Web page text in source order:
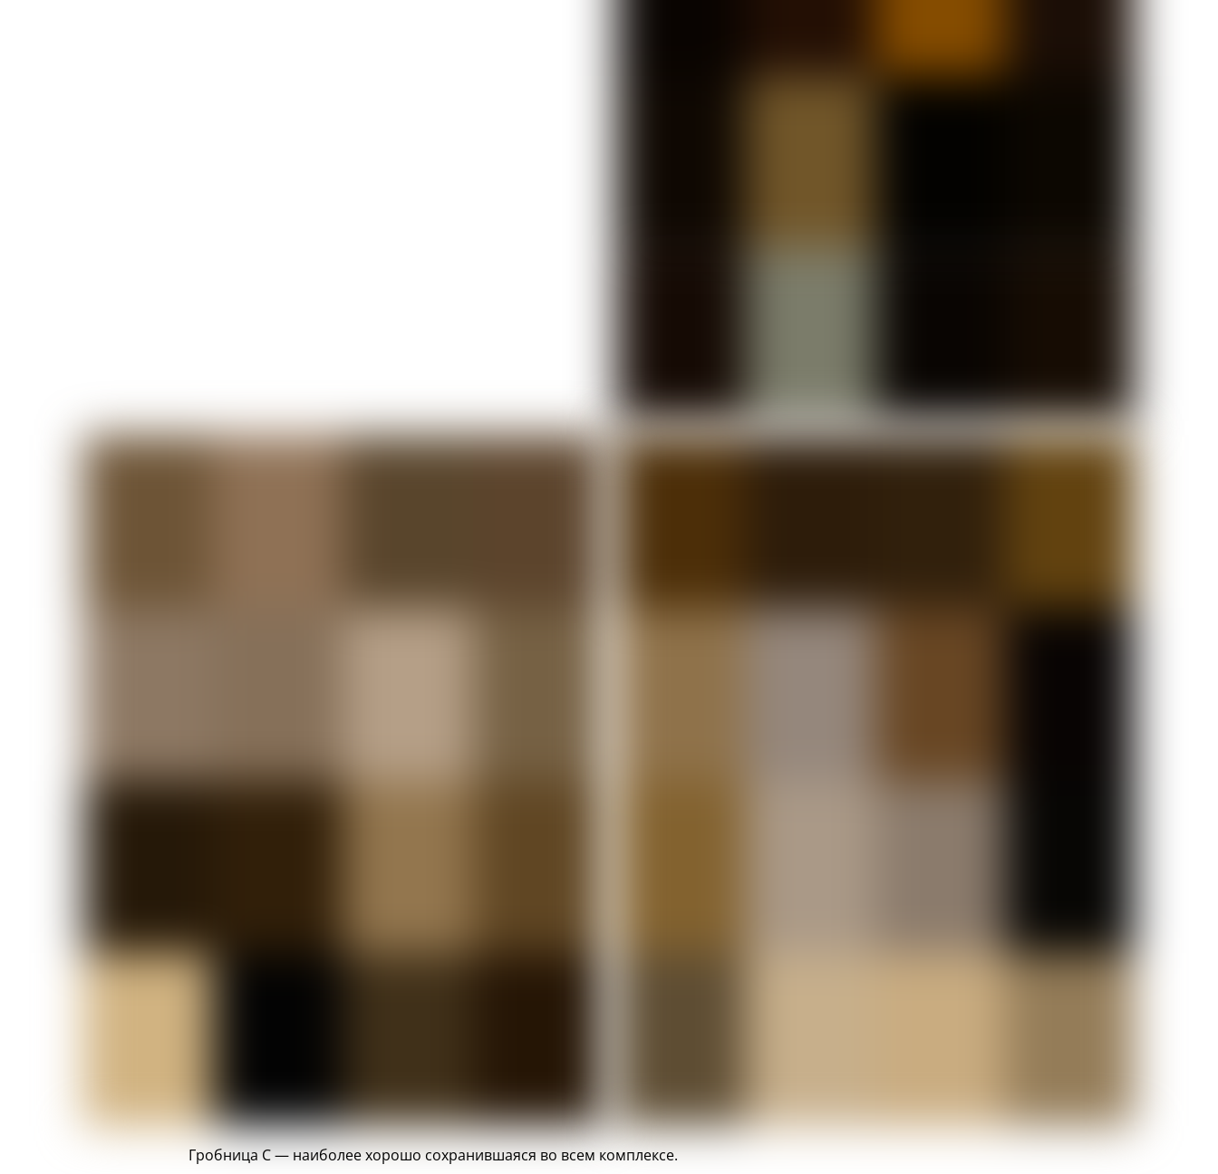
Гробница C — наиболее хорошо сохранившаяся во всем комплексе.